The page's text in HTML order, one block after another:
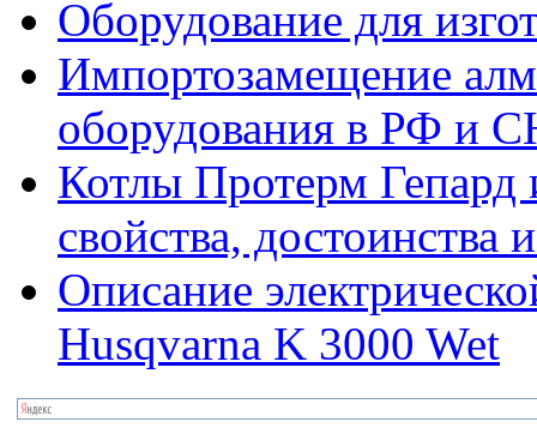
Оборудование для
Импортозамещение
оборудования в РФ и
Котлы Протерм Гепард
свойства, достоинства
Описание
Husqvarna K 3000 Wet